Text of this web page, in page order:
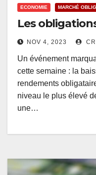
ECONOMIE MARCHÉ
Les
NOV 4, 2023
Un événement
cette semaine : la
rendements
niveau le plus élevé
une…